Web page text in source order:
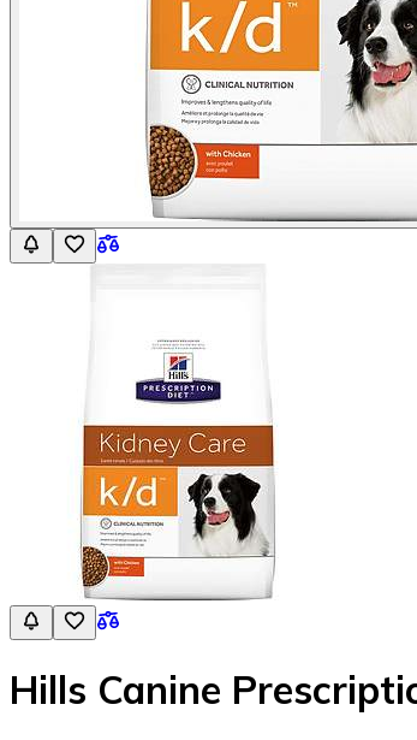
Hills Canine